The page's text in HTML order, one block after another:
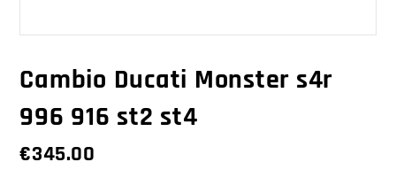
Cambio Ducati Monster s4r
996 916 st2 st4
€345.00